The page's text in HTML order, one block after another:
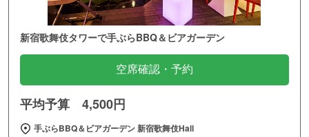
新宿歌舞伎タワーで手ぶらBBQ＆ビアガーデン
空席確認・予約
平均予算 4,500円
手ぶらBBQ＆ビアガーデン 新宿歌舞伎Hall